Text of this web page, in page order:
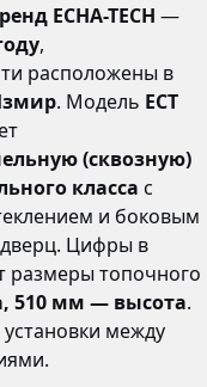
ECHA-TECH —
,
расположены в
. Модель ECT
(сквозную)
класса с
и боковым
Цифры в
размеры топочного
510 мм — высота.
между